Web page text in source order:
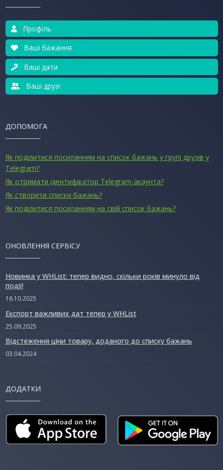
Профіль
Ваші бажання
Ваші дати
Ваші друзі
ДОПОМОГА
Як поділитися посиланням на список бажань у групі друзів у
Telegram?
Як отримати ідентифікатор Telegram-акаунта?
Як створити списки бажань?
Як поділитися посиланням на свій список бажань?
ОНОВЛЕННЯ СЕРВІСУ
Новинка у WHList: тепер видно, скільки років минуло від
події!
16.10.2025
Експорт важливих дат тепер у WHList
25.09.2025
Відстеження ціни товару, доданого до списку бажань
03.04.2024
ДОДАТКИ